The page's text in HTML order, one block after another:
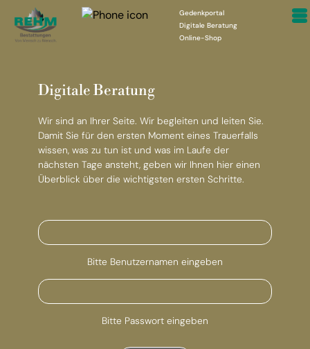
Gedenkportal
Digitale Beratung
Online-Shop
Digitale Beratung
Wir sind an Ihrer Seite. Wir begleiten und leiten Sie.
Damit Sie für den ersten Moment eines Trauerfalls
wissen, was zu tun ist und was im Laufe der
nächsten Tage ansteht, geben wir Ihnen hier einen
Überblick über die wichtigsten ersten Schritte.
Bitte Benutzernamen eingeben
Bitte Passwort eingeben